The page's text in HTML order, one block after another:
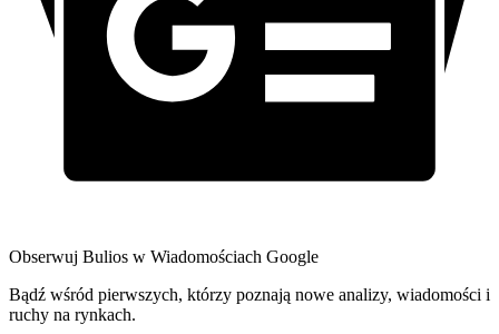
Obserwuj Bulios w Wiadomościach Google
Bądź wśród pierwszych, którzy poznają nowe analizy, wiadomości i
ruchy na rynkach.